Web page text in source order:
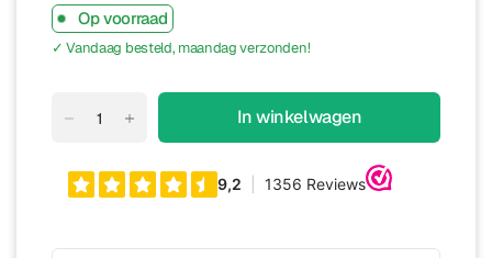
Op voorraad
✓ Vandaag besteld, maandag verzonden!
In winkelwagen